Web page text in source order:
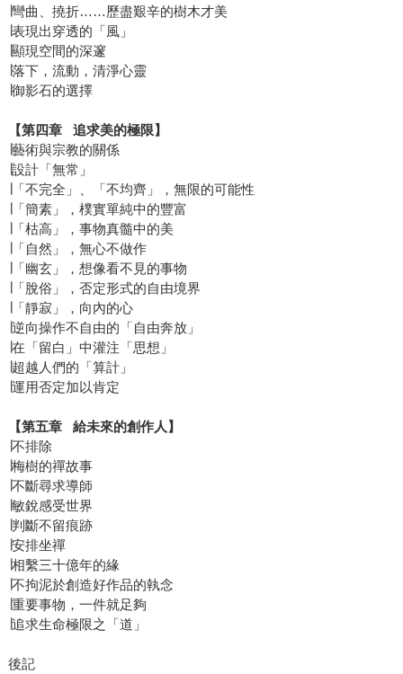
∣彎曲、撓折……歷盡艱辛的樹木才美
∣表現出穿透的「風」
∣顯現空間的深邃
∣落下，流動，清淨心靈
∣御影石的選擇
【第四章 追求美的極限】
∣藝術與宗教的關係
∣設計「無常」
∣「不完全」、「不均齊」，無限的可能性
∣「簡素」，樸實單純中的豐富
∣「枯高」，事物真髓中的美
∣「自然」，無心不做作
∣「幽玄」，想像看不見的事物
∣「脫俗」，否定形式的自由境界
∣「靜寂」，向內的心
∣逆向操作不自由的「自由奔放」
∣在「留白」中灌注「思想」
∣超越人們的「算計」
∣運用否定加以肯定
【第五章 給未來的創作人】
∣不排除
∣梅樹的禪故事
∣不斷尋求導師
∣敏銳感受世界
∣判斷不留痕跡
∣安排坐禪
∣相繫三十億年的緣
∣不拘泥於創造好作品的執念
∣重要事物，一件就足夠
∣追求生命極限之「道」
後記